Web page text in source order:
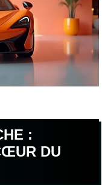
:
DU